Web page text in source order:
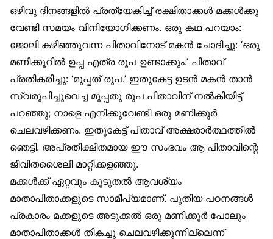
ഒഴിവു ദിനങ്ങളില്‍ പ്രത്യേകിച്ച് രക്ഷിതാക്കള്‍ മക്കള്‍ക്കു
വേണ്ടി സമയം വിനിയോഗിക്കണം. ഒരു കഥ പറയാം:
ജോലി കഴിഞ്ഞുവന്ന പിതാവിനോട് മകന്‍ ചോദിച്ചു: ‘ഒരു
മണിക്കൂറില്‍ ഉപ്പ എത്ര രൂപ ഉണ്ടാക്കും.’ പിതാവ്
പ്രതികരിച്ചു: ‘മുപ്പത് രൂപ.’ ഇതുകേട്ട ഉടന്‍ മകന്‍ താന്‍
സ്വരൂപിച്ചുവെച്ച മുപ്പതു രൂപ പിതാവിന് നല്‍കിയിട്ട്
പറഞ്ഞു; നാളെ എനിക്കുവേണ്ടി ഒരു മണിക്കൂര്‍
ചെലവഴിക്കണം. ഇതുകേട്ട് പിതാവ് അക്ഷരാര്‍ത്ഥത്തില്‍
ഞെട്ടി. അപ്രതീക്ഷിതമായ ഈ സംഭവം ആ പിതാവിന്റെ
ജീവിതശൈലി മാറ്റിക്കളഞ്ഞു.
മക്കള്‍ക്ക് ഏറ്റവും കൂടുതല്‍ ആവശ്യം
മാതാപിതാക്കളുടെ സാമീപ്യമാണ്. പുതിയ പഠനങ്ങള്‍
പ്രകാരം മക്കളുടെ അടുക്കല്‍ ഒരു മണിക്കൂര്‍ പോലും
മാതാപിതാക്കള്‍ തികച്ചു ചെലവഴിക്കുന്നില്ലെന്ന്